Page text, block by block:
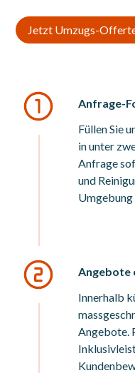
Jetzt Umzugs-
Anfrage-
Füllen Sie
in unter
Anfrage
und
Angebote
Innerhalb
Angebote.